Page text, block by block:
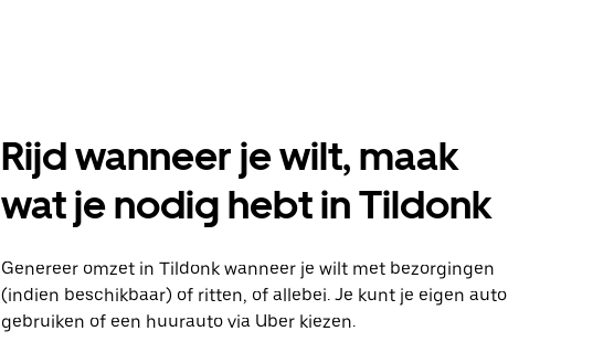
Rijd wanneer je wilt, maak
wat je nodig hebt in Tildonk
Genereer omzet in Tildonk wanneer je wilt met bezorgingen
(indien beschikbaar) of ritten, of allebei. Je kunt je eigen auto
gebruiken of een huurauto via Uber kiezen.